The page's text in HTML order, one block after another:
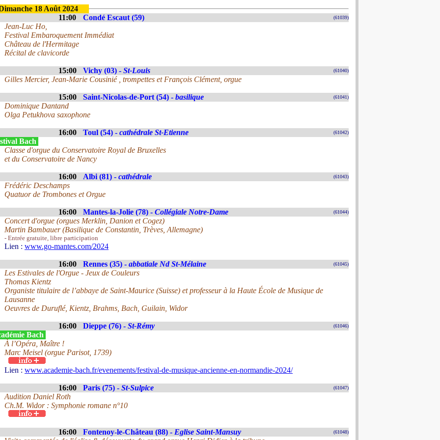
18 Août 2024
11:00
Condé Escaut (59) (61039)
Jean-Luc Ho,
Festival Embaroquement Immédiat
Château de l'Hermitage
Récital de clavicorde
15:00 Vichy (03) - St-Louis (61040)
Gilles Mercier, Jean-Marie Cousinié , trompettes et François Clément, orgue
15:00 Saint-Nicolas-de-Port (54) - basilique (61041)
Dominique Dantand
Olga Petukhova saxophone
16:00 Toul (54) - cathédrale St-Etienne (61042)
Bach
Classe d'orgue du Conservatoire Royal de Bruxelles
et du Conservatoire de Nancy
16:00 Albi (81) - cathédrale (61043)
Frédéric Deschamps
Quatuor de Trombones et Orgue
16:00 Mantes-la-Jolie (78) - Collégiale Notre-Dame (61044)
Concert d'orgue (orgues Merklin, Danion et Cogez)
Martin Bambauer (Basilique de Constantin, Trèves, Allemagne)
- Entrée gratuite, libre participation
Lien : www.go-mantes.com/2024
16:00 Rennes (35) - abbatiale Nd St-Mélaine (61045)
Les Estivales de l'Orgue - Jeux de Couleurs
Thomas Kientz
Organiste titulaire de l’abbaye de Saint-Maurice (Suisse) et professeur à la Haute École de Musique de
Lausanne
Oeuvres de Duruflé, Kientz, Brahms, Bach, Guilain, Widor
16:00 Dieppe (76) - St-Rémy (61046)
Bach
À l’Opéra, Maître !
Marc Meisel (orgue Parisot, 1739)
Lien : www.academie-bach.fr/evenements/festival-de-musique-ancienne-en-normandie-2024/
16:00 Paris (75) - St-Sulpice (61047)
Audition Daniel Roth
Ch.M. Widor : Symphonie romane n°10
16:00 Fontenoy-le-Château (88) - Eglise Saint-Mansuy (61048)